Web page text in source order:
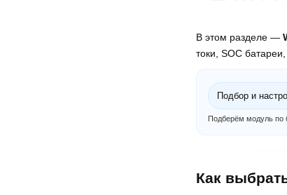
В этом разделе —
токи, SOC
Подбор и
Подберём модуль по
Как